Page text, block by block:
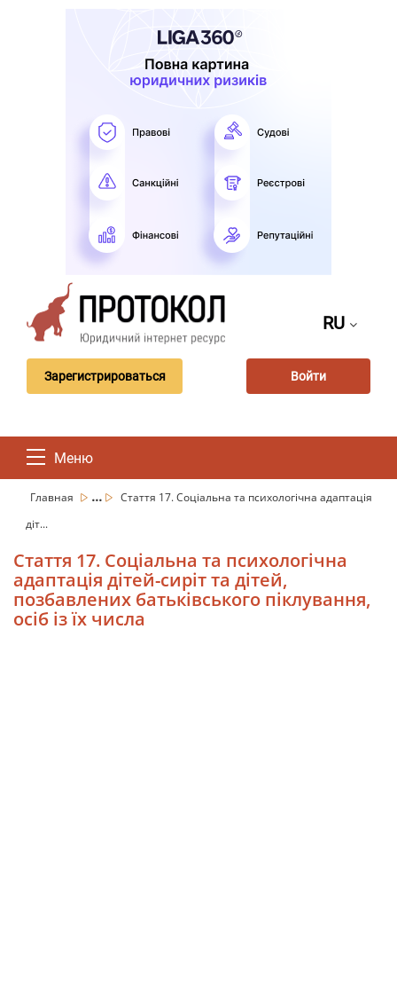
RU
Зарегистрироваться Войти
Меню
Главная ...
Стаття 17. Соціальна та психологічна адаптація
діт...
Стаття 17. Соціальна та психологічна
адаптація дітей-сиріт та дітей,
позбавлених батьківського піклування,
осіб із їх числа